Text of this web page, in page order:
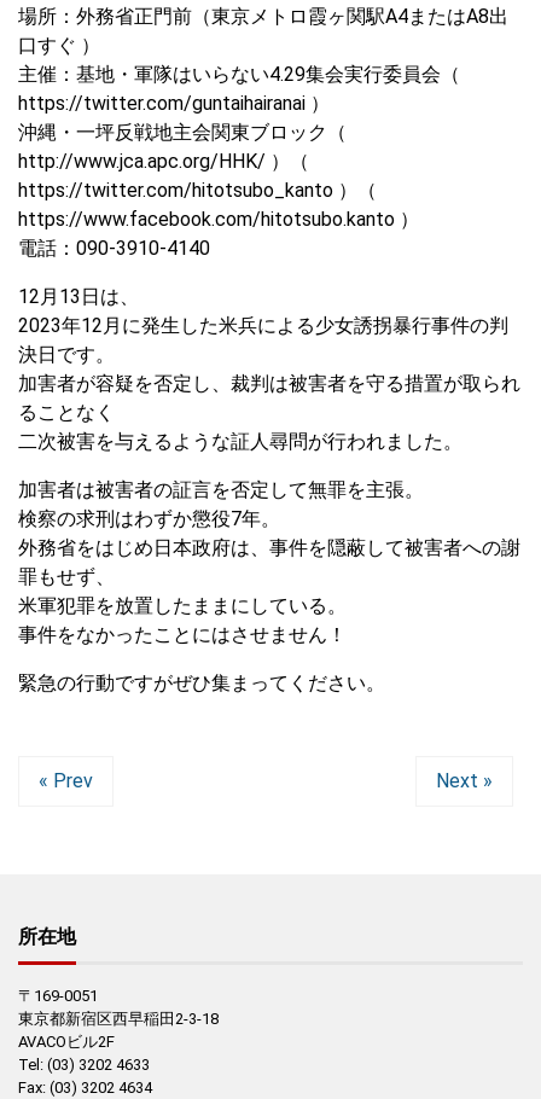
場所：外務省正門前（東京メトロ霞ヶ関駅A4またはA8出
口すぐ ）
主催：基地・軍隊はいらない4.29集会実行委員会（
https://twitter.com/guntaihairanai ）
沖縄・一坪反戦地主会関東ブロック（
http://www.jca.apc.org/HHK/ ）（
https://twitter.com/hitotsubo_kanto ）（
https://www.facebook.com/hitotsubo.kanto ）
電話：090-3910-4140
12月13日は、
2023年12月に発生した米兵による少女誘拐暴行事件の判
決日です。
加害者が容疑を否定し、裁判は被害者を守る措置が取られ
ることなく
二次被害を与えるような証人尋問が行われました。
加害者は被害者の証言を否定して無罪を主張。
検察の求刑はわずか懲役7年。
外務省をはじめ日本政府は、事件を隠蔽して被害者への謝
罪もせず、
米軍犯罪を放置したままにしている。
事件をなかったことにはさせません！
緊急の行動ですがぜひ集まってください。
« Prev Next »
所在地
〒169-0051
東京都新宿区西早稲田2-3-18
AVACOビル2F
Tel: (03) 3202 4633
Fax: (03) 3202 4634